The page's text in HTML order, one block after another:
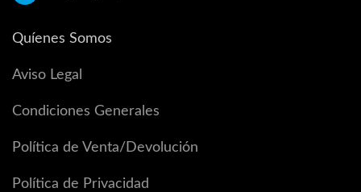
Quíenes Somos
Aviso Legal
Condiciones Generales
Política de Venta/Devolución
Política de Privacidad